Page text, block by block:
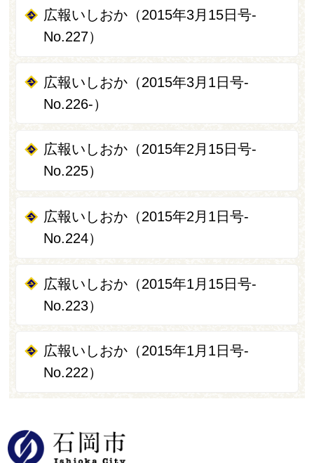
広報いしおか（2015年3月15日号-
No.227）
広報いしおか（2015年3月1日号‐
No.226‐）
広報いしおか（2015年2月15日号-
No.225）
広報いしおか（2015年2月1日号-
No.224）
広報いしおか（2015年1月15日号-
No.223）
広報いしおか（2015年1月1日号-
No.222）